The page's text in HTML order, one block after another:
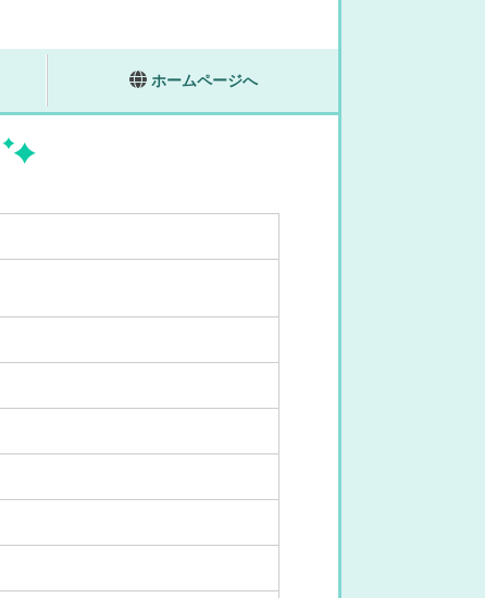
ホームページへ